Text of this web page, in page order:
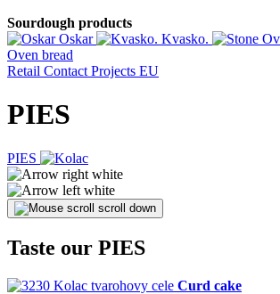
Sourdough products
Oskar
Kvasko.
Oven bread
Retail Contact Projects EU
PIES
PIES
scroll down
Taste our PIES
Curd cake